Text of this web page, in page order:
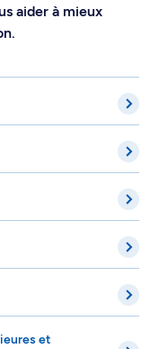
aider à mieux
et